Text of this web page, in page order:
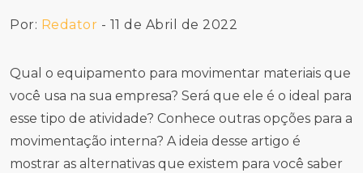
Por: Redator - 11 de Abril de 2022
Qual o equipamento para movimentar materiais que
você usa na sua empresa? Será que ele é o ideal para
esse tipo de atividade? Conhece outras opções para a
movimentação interna? A ideia desse artigo é
mostrar as alternativas que existem para você saber